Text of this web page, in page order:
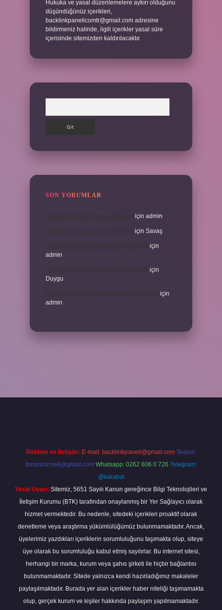
Hukuka ve yasal düzenlemelere aykırı olduğunu
düşündüğünüz içerikleri,
backlinkpanelicomtr@gmail.com adresine
bildirmeniz halinde, ilgili içerikler yasal süre
içerisinde sitemizden kaldırılacaktır.
SON YORUMLAR
için admin
için Savaş
için
admin
için
Duygu
için
admin
Reklam ve İletişim: E-mail: backlinkpaneli@gmail.com Teams:
forumhizmeti@gmail.com Whatsapp: 0262 606 0 726 Telegram:
@karabul
Yasal Uyarı: Sitemiz, 5651 Sayılı Kanun gereğince Bilgi Teknolojileri ve
İletişim Kurumu (BTK) tarafından onaylanmış bir Yer Sağlayıcı olarak
hizmet vermektedir. Bu nedenle, sitedeki içerikleri proaktif olarak
denetleme veya araştırma yükümlülüğümüz bulunmamaktadır. Ancak,
üyelerimiz yazdıkları içeriklerin sorumluluğunu taşımakta olup, siteye
üye olarak bu sorumluluğu kabul etmiş sayılırlar. Bu internet sitesi,
herhangi bir marka, kurum veya şahıs şirketi ile hiçbir bağlantısı
bulunmamaktadır. Sitede yalnızca kendi hazırladığımız makaleler
paylaşılmaktadır. Burada yer alan içerikler haber niteliği taşımamakta
olup, gerçek kurum ve kişiler hakkında paylaşım yapılmamaktadır.